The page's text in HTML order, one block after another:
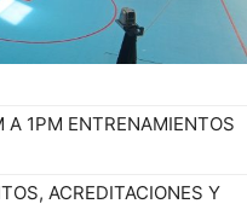
A 1PM ENTRENAMIENTOS
ACREDITACIONES Y